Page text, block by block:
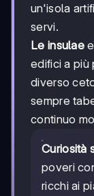
un'isola
servi.
Le insulae
edifici a più
diverso
sempre
continuo
Curiosità
poveri
ricchi ai